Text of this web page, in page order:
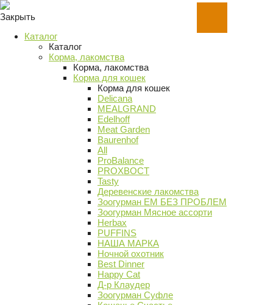
Закрыть
Каталог
Каталог
Корма, лакомства
Корма, лакомства
Корма для кошек
Корма для кошек
Delicana
MEALGRAND
Edelhoff
Meat Garden
Baurenhof
All
ProBalance
PROХВОСТ
Tasty
Деревенские лакомства
Зоогурман ЕМ БЕЗ ПРОБЛЕМ
Зоогурман Мясное ассорти
Herbax
PUFFINS
НАША МАРКА
Ночной охотник
Best Dinner
Happy Cat
Д-р Клаудер
Зоогурман Суфле